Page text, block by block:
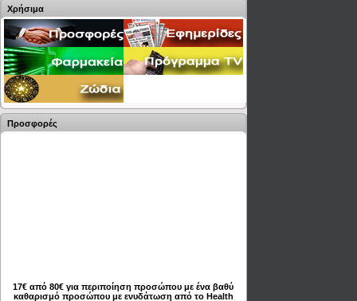
Χρήσιμα
Προσφορές
17€ από 80€ για περιποίηση προσώπου με ένα βαθύ
καθαρισμό προσώπου με ενυδάτωση από το Health